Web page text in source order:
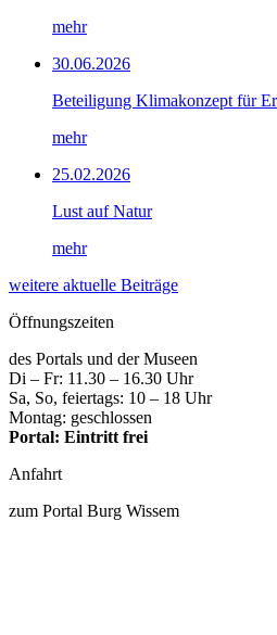
mehr
30.06.2026
Beteiligung Klimakonzept für
mehr
25.02.2026
Lust auf Natur
mehr
weitere aktuelle Beiträge
Öffnungszeiten
des Portals und der Museen
Di – Fr: 11.30 – 16.30 Uhr
Sa, So, feiertags: 10 – 18 Uhr
Montag: geschlossen
Portal: Eintritt frei
Anfahrt
zum Portal Burg Wissem